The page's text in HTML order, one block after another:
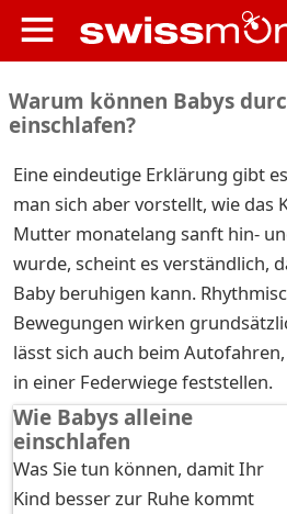
Warum können Babys
einschlafen?
Eine eindeutige Erklärung gibt
man sich aber vorstellt, wie das
Mutter monatelang sanft hin-
wurde, scheint es verständlich,
Baby beruhigen kann.
Bewegungen wirken
lässt sich auch beim
in einer Federwiege feststellen.
Wie Babys alleine
einschlafen
Was Sie tun können, damit Ihr
Kind besser zur Ruhe kommt